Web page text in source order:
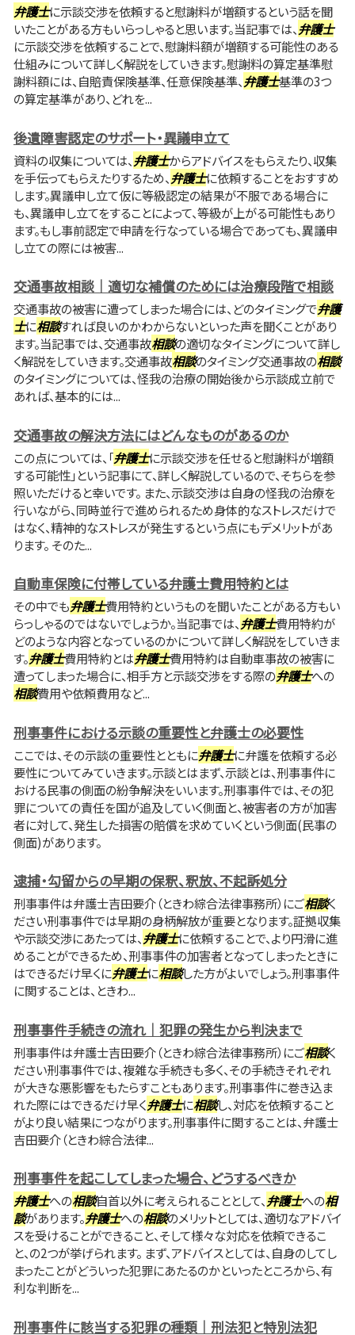
弁護士に示談交渉を依頼すると慰謝料が増額するという話を聞
いたことがある方もいらっしゃると思います。当記事では、 弁護士
に示談交渉を依頼することで、慰謝料額が増額する可能性のある
仕組みについて詳しく解説をしていきます。慰謝料の算定基準慰
謝料額には、自賠責保険基準、任意保険基準、 弁護士基準の3つ
の算定基準があり、どれを...
後遺障害認定のサポート・異議申立て
資料の収集については、 弁護士からアドバイスをもらえたり、収集
を手伝ってもらえたりするため、 弁護士に依頼することをおすすめ
します。異議申し立て仮に等級認定の結果が不服である場合に
も、異議申し立てをすることによって、等級が上がる可能性もあり
ます。もし事前認定で申請を行なっている場合であっても、異議申
し立ての際には被害...
交通事故相談｜適切な補償のためには治療段階で相談
交通事故の被害に遭ってしまった場合には、どのタイミングで弁護
士に相談すれば良いのかわからないといった声を聞くことがあり
ます。当記事では、交通事故相談の適切なタイミングについて詳し
く解説をしていきます。交通事故相談のタイミング交通事故の相談
のタイミングについては、怪我の治療の開始後から示談成立前で
あれば、基本的には...
交通事故の解決方法にはどんなものがあるのか
この点については、「弁護士に示談交渉を任せると慰謝料が増額
する可能性」という記事にて、詳しく解説しているので、そちらを参
照いただけると幸いです。 また、示談交渉は自身の怪我の治療を
行いながら、同時並行で進められるため身体的なストレスだけで
はなく、精神的なストレスが発生するという点にもデメリットがあ
ります。 そのた...
自動車保険に付帯している弁護士費用特約とは
その中でも弁護士費用特約というものを聞いたことがある方もい
らっしゃるのではないでしょうか。当記事では、 弁護士費用特約が
どのような内容となっているのかについて詳しく解説をしていきま
す。弁護士費用特約とは弁護士費用特約は自動車事故の被害に
遭ってしまった場合に、相手方と示談交渉をする際の弁護士への
相談費用や依頼費用など...
刑事事件における示談の重要性と弁護士の必要性
ここでは、その示談の重要性とともに弁護士に弁護を依頼する必
要性についてみていきます。示談とはまず、示談とは、刑事事件に
おける民事の側面の紛争解決をいいます。刑事事件では、その犯
罪についての責任を国が追及していく側面と、被害者の方が加害
者に対して、発生した損害の賠償を求めていくという側面(民事の
側面)があります。
逮捕・勾留からの早期の保釈、釈放、不起訴処分
刑事事件は弁護士吉田要介（ときわ綜合法律事務所）にご相談く
ださい刑事事件では早期の身柄解放が重要となります。証拠収集
や示談交渉にあたっては、 弁護士に依頼することで、より円滑に進
めることができるため、刑事事件の加害者となってしまったときに
はできるだけ早くに弁護士に相談した方がよいでしょう。刑事事件
に関することは、ときわ...
刑事事件手続きの流れ｜犯罪の発生から判決まで
刑事事件は弁護士吉田要介（ときわ綜合法律事務所）にご相談く
ださい刑事事件では、複雑な手続きも多く、その手続きそれぞれ
が大きな悪影響をもたらすこともあります。刑事事件に巻き込ま
れた際にはできるだけ早く弁護士に相談し、対応を依頼すること
がより良い結果につながります。刑事事件に関することは、弁護士
吉田要介（ときわ綜合法律...
刑事事件を起こしてしまった場合、どうするべきか
弁護士への相談自首以外に考えられることとして、 弁護士への相
談があります。弁護士への相談のメリットとしては、適切なアドバイ
スを受けることができること、そして様々な対応を依頼できるこ
と、の2つが挙げられます。 まず、アドバイスとしては、自身のしてし
まったことがどういった犯罪にあたるのかといったところから、有
利な判断を...
刑事事件に該当する犯罪の種類｜刑法犯と特別法犯